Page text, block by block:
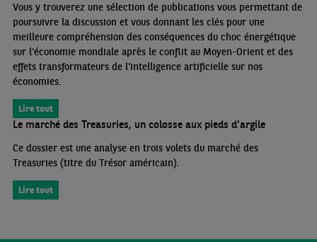
Vous y trouverez une sélection de publications vous permettant de
poursuivre la discussion et vous donnant les clés pour une
meilleure compréhension des conséquences du choc énergétique
sur l'économie mondiale après le conflit au Moyen-Orient et des
effets transformateurs de l'intelligence artificielle sur nos
économies.
Lire tout
Le marché des Treasuries, un colosse aux pieds d'argile
Ce dossier est une analyse en trois volets du marché des
Treasuries (titre du Trésor américain).
Lire tout